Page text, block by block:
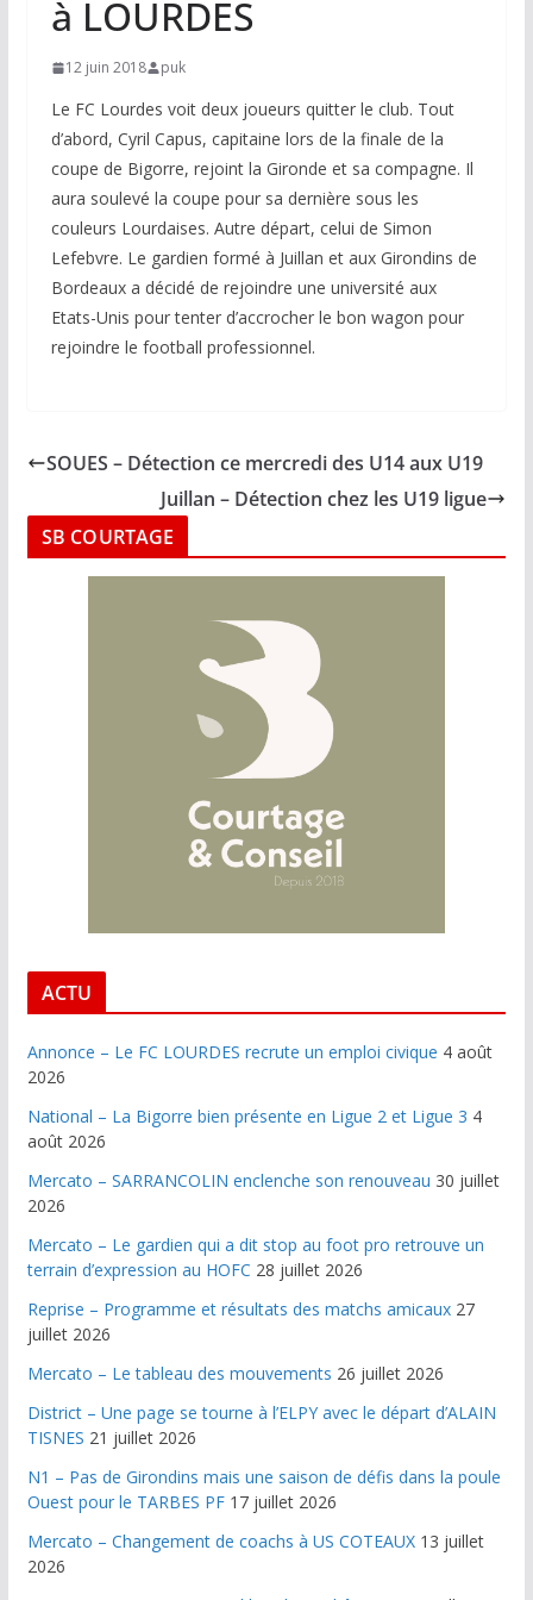
à LOURDES
12 juin 2018 puk
Le FC Lourdes voit deux joueurs quitter le club. Tout
d’abord, Cyril Capus, capitaine lors de la finale de la
coupe de Bigorre, rejoint la Gironde et sa compagne. Il
aura soulevé la coupe pour sa dernière sous les
couleurs Lourdaises. Autre départ, celui de Simon
Lefebvre. Le gardien formé à Juillan et aux Girondins de
Bordeaux a décidé de rejoindre une université aux
Etats-Unis pour tenter d’accrocher le bon wagon pour
rejoindre le football professionnel.
SOUES – Détection ce mercredi des U14 aux U19
Juillan – Détection chez les U19 ligue
SB COURTAGE
ACTU
Annonce – Le FC LOURDES recrute un emploi civique 4 août
2026
National – La Bigorre bien présente en Ligue 2 et Ligue 3 4
août 2026
Mercato – SARRANCOLIN enclenche son renouveau 30 juillet
2026
Mercato – Le gardien qui a dit stop au foot pro retrouve un
terrain d’expression au HOFC 28 juillet 2026
Reprise – Programme et résultats des matchs amicaux 27
juillet 2026
Mercato – Le tableau des mouvements 26 juillet 2026
District – Une page se tourne à l’ELPY avec le départ d’ALAIN
TISNES 21 juillet 2026
N1 – Pas de Girondins mais une saison de défis dans la poule
Ouest pour le TARBES PF 17 juillet 2026
Mercato – Changement de coachs à US COTEAUX 13 juillet
2026